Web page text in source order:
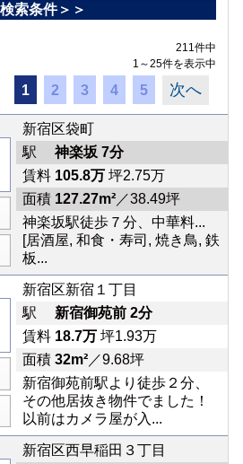
検索条件＞＞
211件中
1～25件を表示中
1 2 3 4 5 次へ
新宿区袋町
駅 神楽坂 7分
賃料 105.8万坪2.75万
面積 127.27m²／38.49坪
神楽坂駅徒歩７分、中華料...
[居酒屋, 和食・寿司, 焼き鳥, 鉄
板...
新宿区新宿１丁目
駅 新宿御苑前 2分
賃料 18.7万坪1.93万
面積 32m²／9.68坪
新宿御苑前駅より徒歩２分、
その他居抜き物件でました！
以前はカメラ屋が入...
新宿区西早稲田３丁目